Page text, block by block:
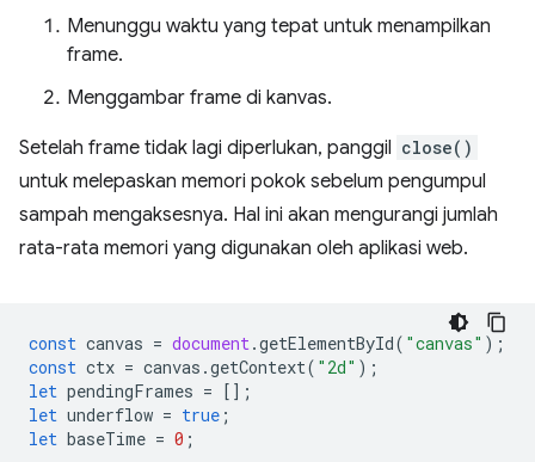
Menunggu waktu yang tepat untuk menampilkan
frame.
Menggambar frame di kanvas.
Setelah frame tidak lagi diperlukan, panggil close()
untuk melepaskan memori pokok sebelum pengumpul
sampah mengaksesnya. Hal ini akan mengurangi jumlah
rata-rata memori yang digunakan oleh aplikasi web.
const canvas = document .getElementById( "canvas" );
const ctx = canvas .getContext( "2d" );
let pendingFrames = [];
let underflow = true ;
let baseTime = 0 ;